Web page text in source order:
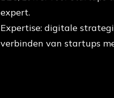
expert.
Expertise: digitale
verbinden van startups